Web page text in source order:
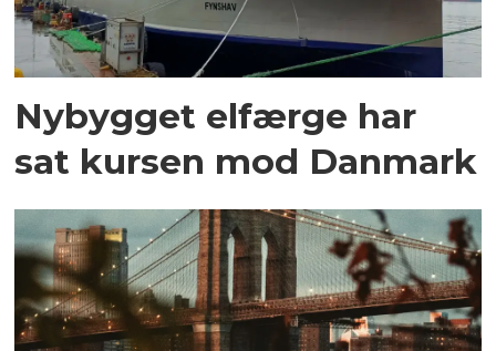
Nybygget elfærge har
sat kursen mod Danmark